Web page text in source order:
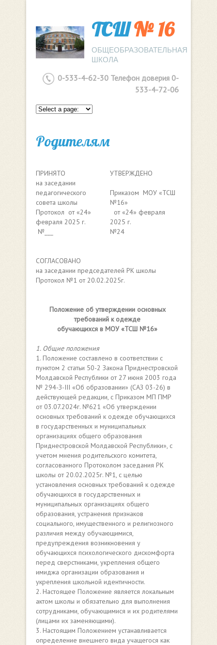
ТСШ№ 16
ОБЩЕОБРАЗОВАТЕЛЬНАЯ
ШКОЛА
0-533-4-62-30 Телефон доверия 0-
533-4-72-06
Родителям
ПРИНЯТО
на заседании
педагогического
совета школы
Протокол от «24»
февраля 2025 г.
№___
УТВЕРЖДЕНО
Приказом МОУ «ТСШ
№16»
от «24» февраля
2025 г.
№24
СОГЛАСОВАНО
на заседании председателей РК школы
Протокол №1 от 20.02.2025г.
Положение об утверждении основных
требований к одежде
обучающихся в МОУ «ТСШ №16»
1. Общие положения
1. Положение составлено в соответствии с
пунктом 2 статьи 50-2 Закона Приднестровской
Молдавской Республики от 27 июня 2003 года
№ 294-З-III «Об образовании» (САЗ 03-26) в
действующей редакции, с Приказом МП ПМР
от 03.07.2024г. №621 «Об утверждении
основных требований к одежде обучающихся
в государственных и муниципальных
организациях общего образования
Приднестровской Молдавской Республики», с
учетом мнения родительского комитета,
согласованного Протоколом заседания РК
школы от 20.02.2025г. №1, с целью
установления основных требований к одежде
обучающихся в государственных и
муниципальных организациях общего
образования, устранения признаков
социального, имущественного и религиозного
различия между обучающимися,
предупреждения возникновения у
обучающихся психологического дискомфорта
перед сверстниками, укрепления общего
имиджа организации образования и
укрепления школьной идентичности.
2. Настоящее Положение является локальным
актом школы и обязательно для выполнения
сотрудниками, обучающимися и их родителями
(лицами их заменяющими).
3. Настоящим Положением устанавливается
определение внешнего вида учащегося как